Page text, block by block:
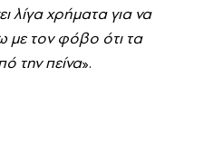
λίγα χρήματα για να
με τον φόβο ότι τα
την πείνα».